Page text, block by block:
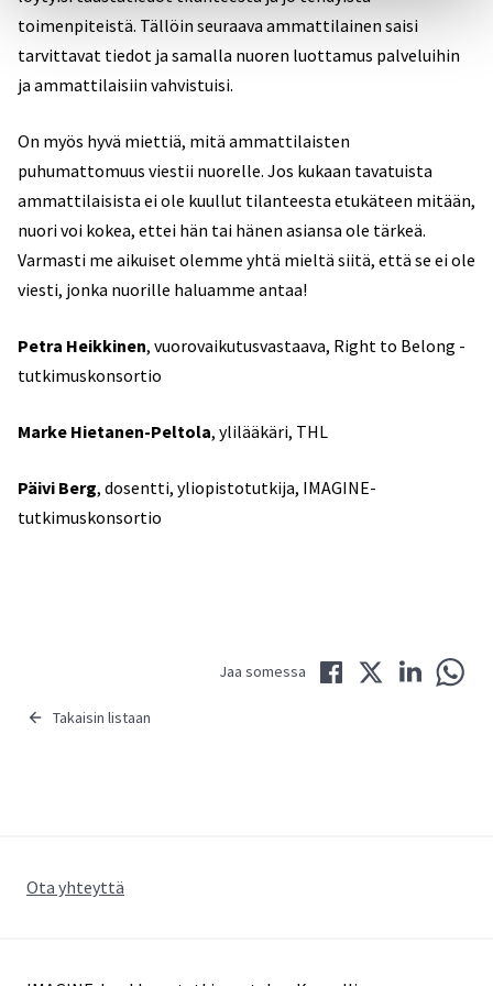
toimenpiteistä. Tällöin seuraava ammattilainen saisi
tarvittavat tiedot ja samalla nuoren luottamus palveluihin
ja ammattilaisiin vahvistuisi.
On myös hyvä miettiä, mitä ammattilaisten
puhumattomuus viestii nuorelle. Jos kukaan tavatuista
ammattilaisista ei ole kuullut tilanteesta etukäteen mitään,
nuori voi kokea, ettei hän tai hänen asiansa ole tärkeä.
Varmasti me aikuiset olemme yhtä mieltä siitä, että se ei ole
viesti, jonka nuorille haluamme antaa!
Petra Heikkinen, vuorovaikutusvastaava, Right to Belong -
tutkimuskonsortio
Marke Hietanen-Peltola, ylilääkäri, THL
Päivi Berg, dosentti, yliopistotutkija, IMAGINE-
tutkimuskonsortio
Takaisin listaan
Jaa somessa
Jaa Twitterissä
Jaa
Ota yhteyttä